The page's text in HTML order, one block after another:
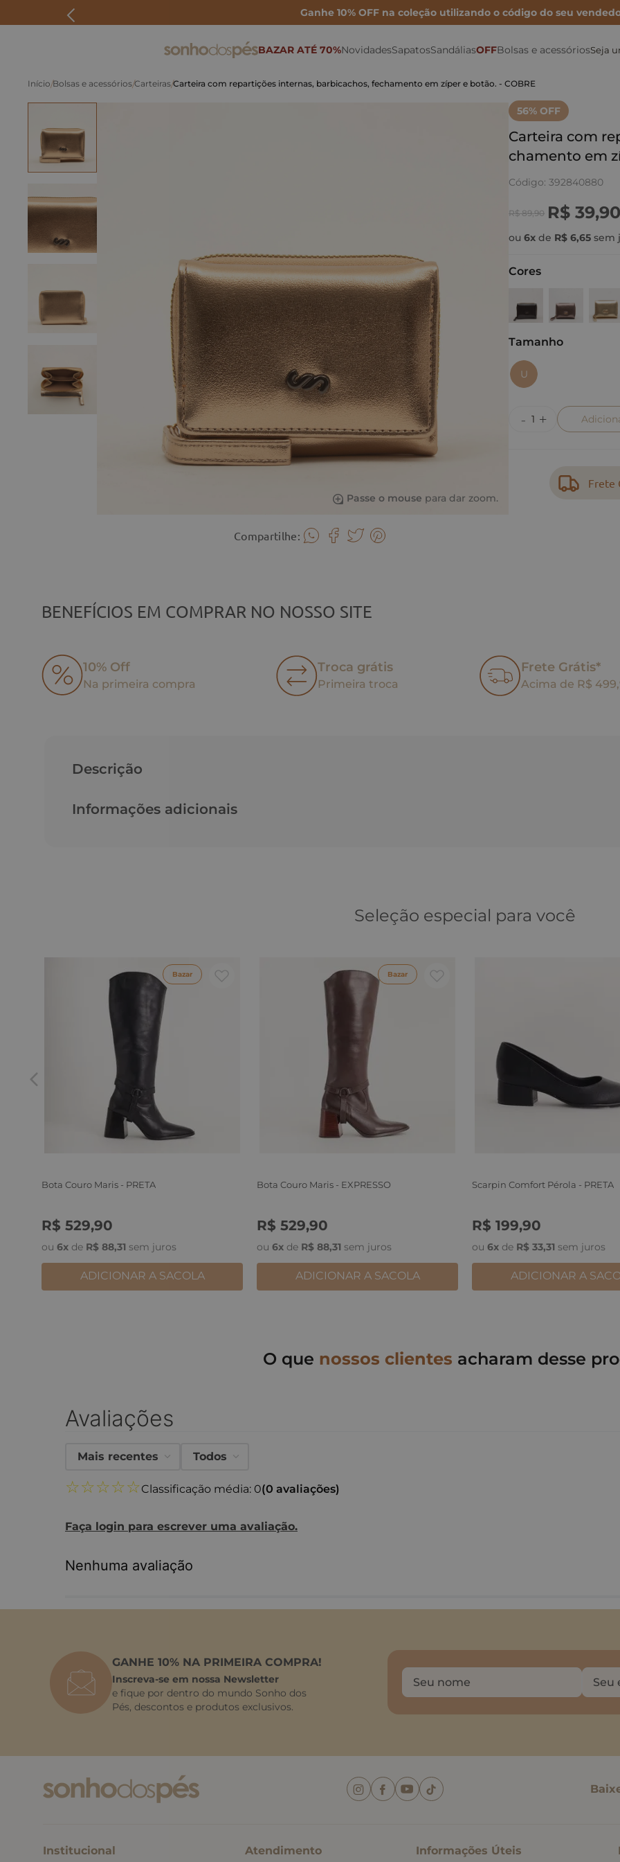
Ganhe 10% OFF na coleção utilizando o código do seu
BAZAR ATÉ 70%Novidades
Sonho por Nay
Sapatos
Mocassins Mules
Sandálias
Rasteiras
Sandálias Altas
Sandálias médias e baixas
OFFBolsas e acessórios
Bolsa Maxi Porta Cartão
Ver todas as Bolsas
Seja
Bolsas e acessórios Carteiras Carteira com repartições internas, barbicachos, fechamento em zíper e botão. - COBRE
Passe o mouse para dar zoom.
Compartilhe:
56% OFF
Carteira com
chamento em
Código:392840880
R$ 89,90 R$ 39,90
ou6x de R$ 6,65 sem
Cores
Tamanho
U
Frete
BENEFÍCIOS EM COMPRAR NO NOSSO SITE
10% Off
Na primeira compra
Troca grátis
Primeira troca
Frete Grátis*
Acima de R$
Descrição
Informações adicionais
Seleção especial para você
Bazar
Bota Couro Maris - PRETA
R$ 529,90
ou 6x de R$ 88,31 sem juros
36
ADICIONAR A SACOLA
Bazar
Bota Couro Maris - EXPRESSO
R$ 529,90
ou 6x de R$ 88,31 sem juros
36
ADICIONAR A SACOLA
Scarpin Comfort Pérola - PRETA
R$ 199,90
ou 6x de R$ 33,31 sem juros
36
ADICIONAR A
O que nossos clientes acharam desse
Avaliações
☆☆☆☆☆Classificação média: 0(0 avaliações)
Faça login para escrever uma avaliação.
Mais recentes Todos
Nenhuma avaliação
GANHE 10% NA PRIMEIRA COMPRA!
Inscreva-se em nossa Newsletter
e fique por dentro do mundo Sonho dos
Pés, descontos e produtos exclusivos.
Institucional Atendimento Informações Úteis